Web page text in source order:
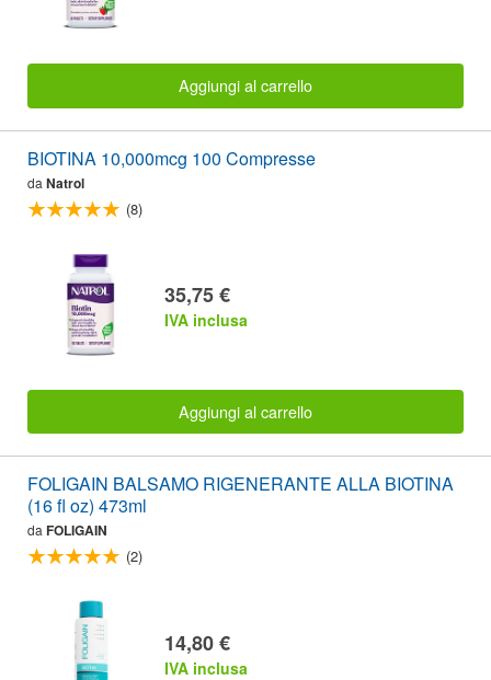
Aggiungi al carrello
BIOTINA 10,000mcg 100 Compresse
da Natrol
(8)
35,75 €
IVA inclusa
Aggiungi al carrello
FOLIGAIN BALSAMO RIGENERANTE ALLA BIOTINA
(16 fl oz) 473ml
daFOLIGAIN
(2)
14,80 €
IVA inclusa